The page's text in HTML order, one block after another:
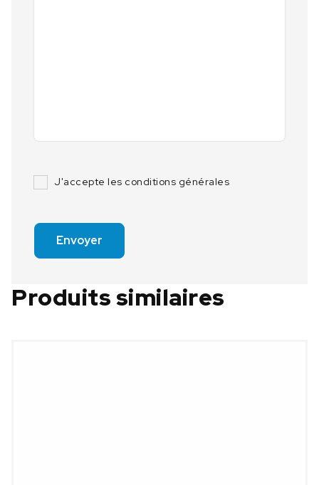
J'accepte les conditions générales
Envoyer
Produits similaires